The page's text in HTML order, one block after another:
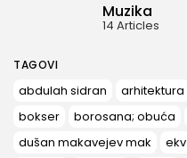
Muzika
14 Articles
TAGOVI
abdulah sidran arhitektura
bokser
borosana; obuća
dušan makavejev mak
ekv